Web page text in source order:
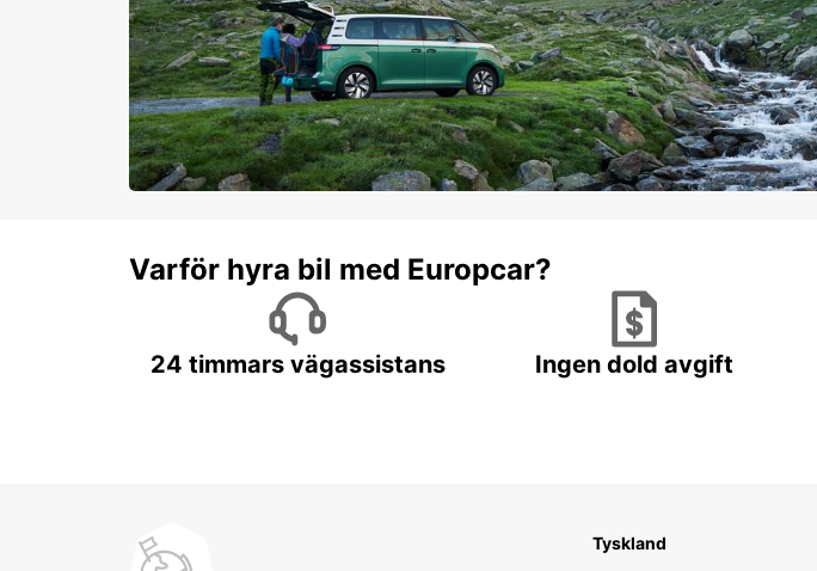
Varför hyra bil med Europcar?
24 timmars vägassistans Ingen dold avgift
Tyskland